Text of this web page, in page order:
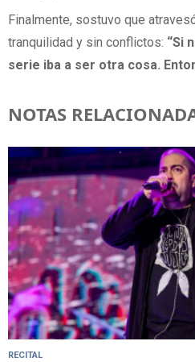
Finalmente, sostuvo que
tranquilidad y sin conflictos: “Si
serie iba a ser otra cosa.
NOTAS
RECITAL